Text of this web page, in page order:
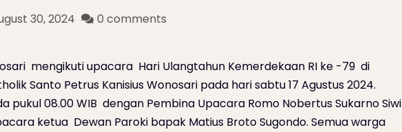
30, 2024 0 comments
mengikuti upacara Hari Ulangtahun Kemerdekaan RI ke -79 di
Santo Petrus Kanisius Wonosari pada hari sabtu 17 Agustus 2024.
pukul 08.00 WIB dengan Pembina Upacara Romo Nobertus Sukarno Siwi
ketua Dewan Paroki bapak Matius Broto Sugondo. Semua warga